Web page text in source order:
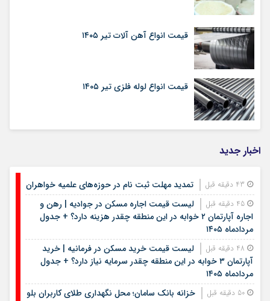
قیمت انواع آهن آلات تیر ۱۴۰۵
قیمت انواع لوله فلزی تیر ۱۴۰۵
اخبار جدید
تمدید مهلت ثبت نام در حوزه‌های علمیه خواهران
لیست قیمت اجاره مسکن در جوادیه | رهن و
اجاره آپارتمان ۲ خوابه در این منطقه چقدر هزینه دارد؟ + جدول
مردادماه ۱۴۰۵
لیست قیمت خرید مسکن در فرمانیه | خرید
آپارتمان ۳ خوابه در این منطقه چقدر سرمایه نیاز دارد؟ + جدول
مردادماه ۱۴۰۵
خزانه بانک سامان؛ محل نگهداری طلای کاربران بلو